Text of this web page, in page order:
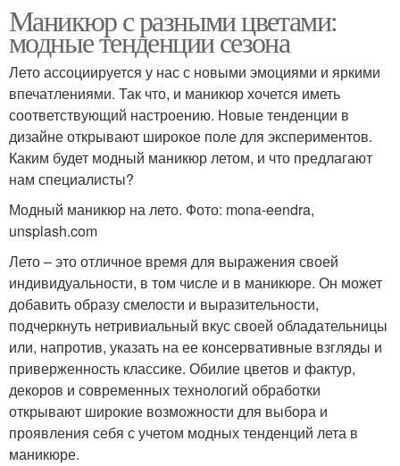
Маникюр с разными цветами:
модные тенденции сезона
Лето ассоциируется у нас с новыми эмоциями и яркими
впечатлениями. Так что, и маникюр хочется иметь
соответствующий настроению. Новые тенденции в
дизайне открывают широкое поле для экспериментов.
Каким будет модный маникюр летом, и что предлагают
нам специалисты?
Модный маникюр на лето. Фото: mona-eendra,
unsplash.com
Лето – это отличное время для выражения своей
индивидуальности, в том числе и в маникюре. Он может
добавить образу смелости и выразительности,
подчеркнуть нетривиальный вкус своей обладательницы
или, напротив, указать на ее консервативные взгляды и
приверженность классике. Обилие цветов и фактур,
декоров и современных технологий обработки
открывают широкие возможности для выбора и
проявления себя с учетом модных тенденций лета в
маникюре.